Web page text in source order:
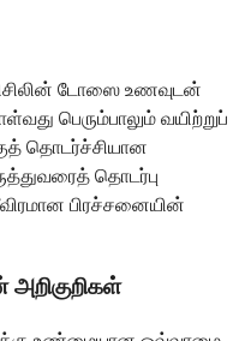
டோஸை உணவுடன்
பெரும்பாலும் வயிற்றுப்
தொடர்ச்சியான
தொடர்பு
பிரச்சனையின்